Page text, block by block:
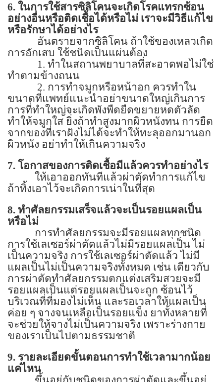
6. ในการใช้สารซิลิโคนจะเกิดโรคแทรกซ้อน
อย่างอื่นหรือติดเชื้อได้หรือไม่ เราจะมีวิธีแก้ไข
หรือรักษาได้อย่างไร
อันตรายจากซิลิโคน ถ้าใช้ของเหลวเกิด
การอักเสบ ใช้ชนิดเป็นแผ่นต้อง
1. ทำในสถานพยาบาลที่สะอาดพอไม่ใช่
ทำตามข้างถนน
2. การทำจมูกหรือหน้าอก ควรทำใน
ขนาดที่แพทย์แนะนำอย่าขนาดใหญ่เกินการ
การที่ทำใหญ่จะเกิดพังพืดยืดขยายหดตัวลัด
ทำให้จมูกใส ยิ่งถ้าทำสูงมากผิวหนังทน การยืด
จากของที่เราฝังไม่ได้จะทำให้ทะลุออกมานอก
ผิวหนัง อย่าทำให้เกินความจริง
7. โอกาสของการติดเชื้อมีแล้วควรทำอย่างไร
ให้เอาออกทันทีแล้วผ่าตัดทำการแก้ไข
ถ้าทิ้งเอาไว้จะเกิดการเน่าในที่สุด
8. ทำศัลยกรรมเสร็จแล้วจะเป็นรอยแผลเป็น
หรือไม่
การทำศัลยกรรมจะมีรอยแผลทุกชนิด
การใช้เลเซอร์ผ่าตัดแล้วไม่มีรอยแผลเป็น ไม่
เป็นความจริง การใช้เลเซอร์ผ่าตัดแล้ว ไม่มี
แผลเป็นไม่เป็นความจริงทั้งหมด เช่น เดียวกับ
การผ่าตัดทำศัลยกรรมตกแต่งเสริมสวยจะมี
รอยแผลเป็นแต่รอยแผลเป็นจะถูก ซ้อนไว้
บริเวณที่ที่มองไม่เห็น และรอเวลาให้แผลเป็น
ค่อย ๆ จางจนเหลือเป็นรอยแข็ง ยาทั้งหลายที่
จะช่วยให้จางไม่เป็นความจริง เพราะร่างกาย
ของเราเป็นไปตามธรรมชาติ
9. รายละเอียดขั้นตอนการทำใช้เวลามากน้อย
แค่ไหน